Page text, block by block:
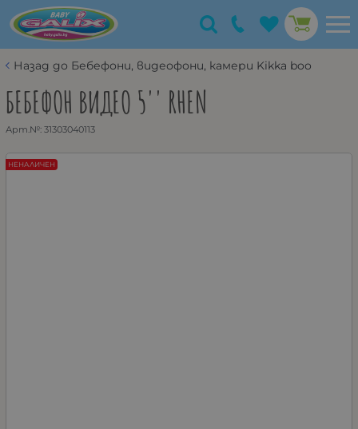
Назад до Бебефони, видеофони, камери Kikka boo
БЕБЕФОН ВИДЕО 5'' RHEN
Арт.№: 31303040113
НЕНАЛИЧЕН